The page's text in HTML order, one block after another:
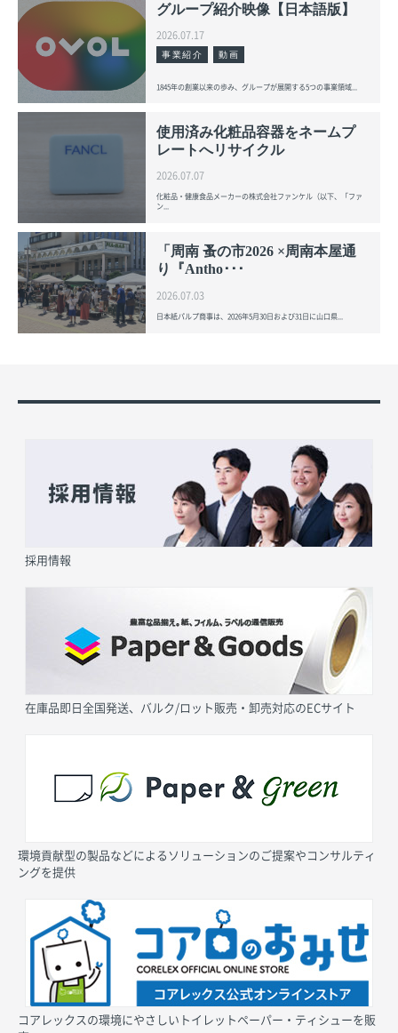
グループ紹介映像【日本語版】
2026.07.17
事業紹介
動画
1845年の創業以来の歩み、グループが展開する5つの事業領域...
使用済み化粧品容器をネームプ
レートへリサイクル
2026.07.07
化粧品・健康食品メーカーの株式会社ファンケル（以下、「ファ
ン...
「周南 蚤の市2026 ×周南本屋通
り『Antho･･･
2026.07.03
日本紙パルプ商事は、2026年5月30日および31日に山口県...
採用情報
在庫品即日全国発送、バルク/ロット販売・卸売対応のECサイト
環境貢献型の製品などによるソリューションのご提案やコンサルティ
ングを提供
コアレックスの環境にやさしいトイレットペーパー・ティシューを販